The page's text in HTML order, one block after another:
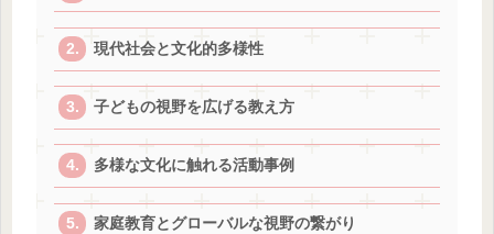
現代社会と文化的多様性
子どもの視野を広げる教え方
多様な文化に触れる活動事例
家庭教育とグローバルな視野の繋がり